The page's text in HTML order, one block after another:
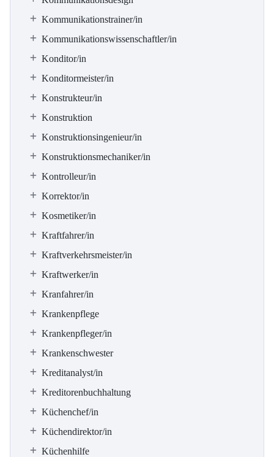
Kommunikationstrainer/in
Kommunikationswissenschaftler/in
Konditor/in
Konditormeister/in
Konstrukteur/in
Konstruktion
Konstruktionsingenieur/in
Konstruktionsmechaniker/in
Kontrolleur/in
Korrektor/in
Kosmetiker/in
Kraftfahrer/in
Kraftverkehrsmeister/in
Kraftwerker/in
Kranfahrer/in
Krankenpflege
Krankenpfleger/in
Krankenschwester
Kreditanalyst/in
Kreditorenbuchhaltung
Küchenchef/in
Küchendirektor/in
Küchenhilfe